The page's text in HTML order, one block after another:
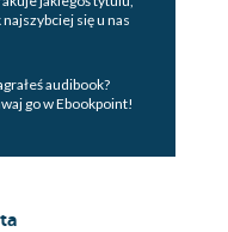
się u nas
audibook?
go w Ebookpoint!